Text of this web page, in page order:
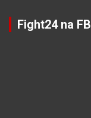
Fight24 na FB